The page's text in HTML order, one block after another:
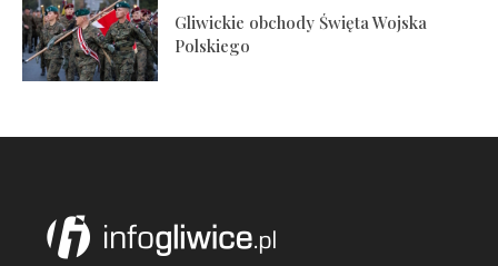
Gliwickie obchody Święta Wojska
Polskiego